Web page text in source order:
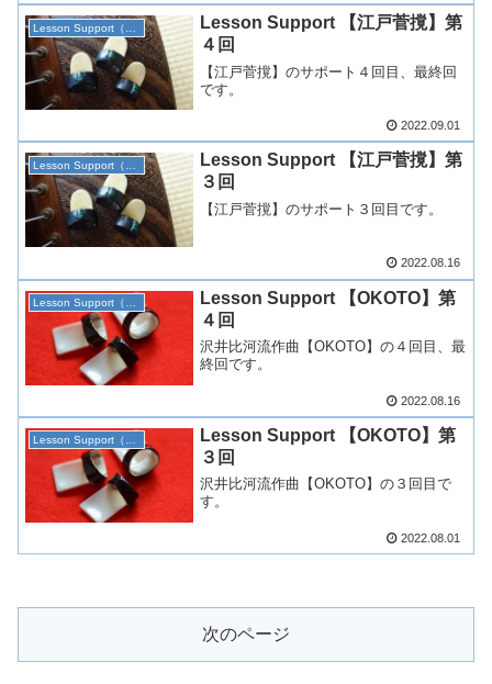
Lesson Support 【江戸菅撹】第
４回
【江戸菅撹】のサポート４回目、最終回
です。
2022.09.01
Lesson Support 【江戸菅撹】第
３回
【江戸菅撹】のサポート３回目です。
2022.08.16
Lesson Support 【OKOTO】第
４回
沢井比河流作曲【OKOTO】の４回目、最
終回です。
2022.08.16
Lesson Support（生田）
Lesson Support 【OKOTO】第
３回
沢井比河流作曲【OKOTO】の３回目で
す。
2022.08.01
次のページ